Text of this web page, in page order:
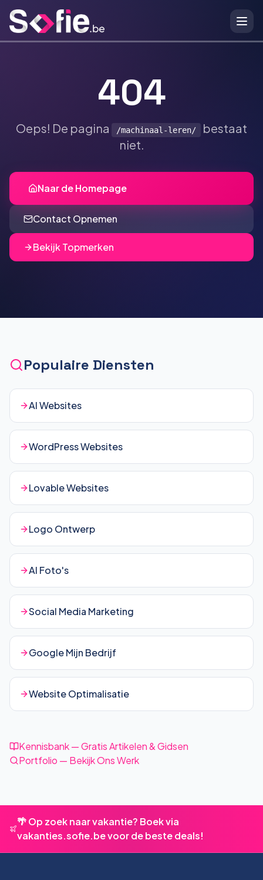
404
Oeps! De pagina /machinaal-leren/
bestaat
niet.
Naar de Homepage
Contact Opnemen
Bekijk Topmerken
Populaire Diensten
AI Websites
WordPress Websites
Lovable Websites
Logo Ontwerp
AI Foto's
Social Media Marketing
Google Mijn Bedrijf
Website Optimalisatie
Kennisbank — Gratis Artikelen & Gidsen
Portfolio — Bekijk Ons Werk
🌴 Op zoek naar vakantie? Boek via
vakanties.sofie.be voor de beste deals!